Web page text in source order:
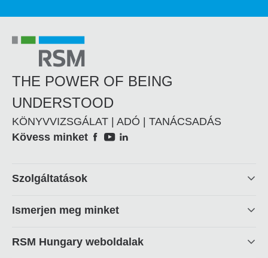
THE POWER OF BEING
UNDERSTOOD
KÖNYVVIZSGÁLAT | ADÓ | TANÁCSADÁS
Social
Kövess minket
Footer
Szolgáltatások
Ismerjen meg minket
RSM Hungary weboldalak